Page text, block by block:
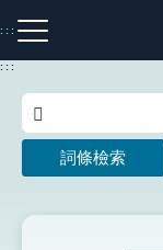
到
主
:::
注音索引圖示
:::
詞條檢索